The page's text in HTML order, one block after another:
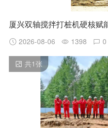
厦兴双轴搅拌打桩机硬核赋
2026-08-06 1398 0
共1 张